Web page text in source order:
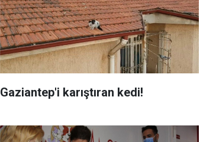
Gaziantep'i karıştıran kedi!